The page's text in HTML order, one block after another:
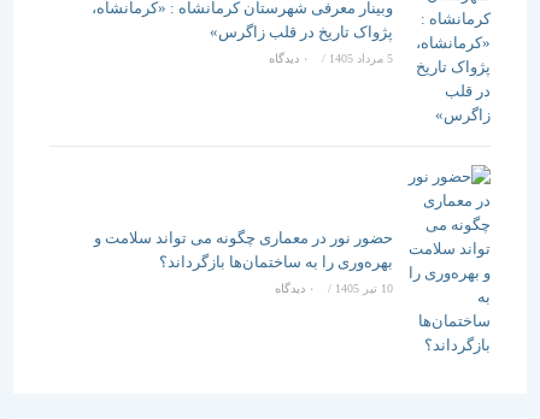
وبینار معرفی شهرستان کرمانشاه : «کرمانشاه،
پژواک تاریخ در قلب زاگرس»
5 مرداد 1405 / ۰ دیدگاه
حضور نور در معماری چگونه می تواند سلامت و
بهره‌وری را به ساختمان‌ها بازگرداند؟
/ ۰ دیدگاه